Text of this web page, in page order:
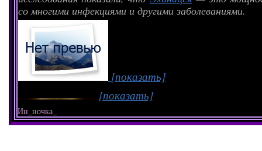
со многими инфекциями и другими заболеваниями.
[показать]
[показать]
Ин_ночка_